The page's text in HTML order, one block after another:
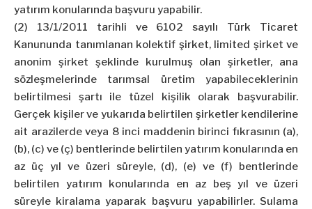
yatırım konularında başvuru yapabilir.
(2) 13/1/2011 tarihli ve 6102 sayılı Türk Ticaret
Kanununda tanımlanan kolektif şirket, limited şirket ve
anonim şirket şeklinde kurulmuş olan şirketler, ana
sözleşmelerinde tarımsal üretim yapabileceklerinin
belirtilmesi şartı ile tüzel kişilik olarak başvurabilir.
Gerçek kişiler ve yukarıda belirtilen şirketler kendilerine
ait arazilerde veya 8 inci maddenin birinci fıkrasının (a),
(b), (c) ve (ç) bentlerinde belirtilen yatırım konularında en
az üç yıl ve üzeri süreyle, (d), (e) ve (f) bentlerinde
belirtilen yatırım konularında en az beş yıl ve üzeri
süreyle kiralama yaparak başvuru yapabilirler. Sulama